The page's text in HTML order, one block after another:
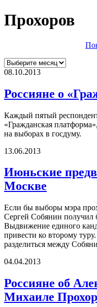
Прохоров
08.10.2013
Россияне о
Каждый пятый
«Гражданская
на выборах в госдуму.
13.06.2013
Июньские
Москве
Если бы выборы мэра
Сергей Собянин получил
Выдвижение единого
привести ко второму
разделиться между
04.04.2013
Россияне об
Михаиле